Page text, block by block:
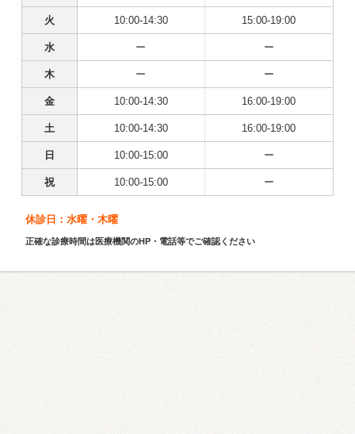
火 10:00-14:30 15:00-19:00
水 ー ー
木 ー ー
金 10:00-14:30 16:00-19:00
土 10:00-14:30 16:00-19:00
日 10:00-15:00 ー
祝 10:00-15:00 ー
休診日：水曜・木曜
正確な診療時間は医療機関のHP・電話等でご確認ください